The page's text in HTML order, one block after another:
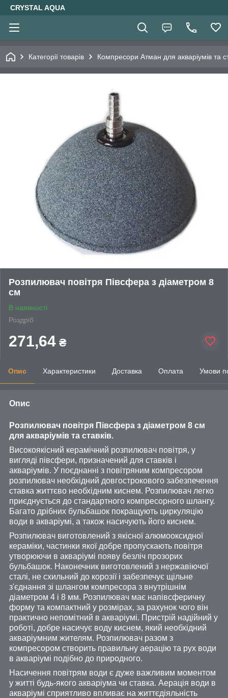
CRYSTAL AQUA
Категорії товарів Компресори Атман для акваріумів та
Розпилювач повітря Півсфера з діаметром 8
см
В наявності
Роздріб
271,64 ₴
Опис Характеристики Доставка Оплата Умови
Опис
Розпилювач повітря Півсфера з діаметром 8 см
для акваріумів та ставків.
Високоякісний керамічний розпилювач повітря, у
вигляді півсфери, призначений для ставків і
акваріумів. У поєднанні з повітряним компресором
розпилювач необхідний довгострокового забезпечення
ставка життєво необхідним киснем. Розпилювач легко
приєднується до стандартного компресорного шлангу.
Багато дрібних бульбашок покращують циркуляцію
води в акваріумі, а також насичують його киснем.
Розпилювач виготовлений з якісної алюмооксидної
кераміки, частинки якої добре пропускають повітря
утворюючи в акваріумі появу безліч прозорих
бульбашок. Наконечник виготовлений з нержавіючої
сталі, не схильний до корозії і забезпечує щільне
з'єднання зі шлангом компресора з внутрішнім
діаметром 4 і 8 мм. Розпилювач має напівсферичну
форму та компактний у розмірах, за рахунок чого він
практично непомітний в акваріумі. Пристрій надійний у
роботі, добре насичує воду киснем, який необхідний
акваріумним жителям. Розпилювач разом з
компресором створить правильну аерацію та рух води
в акваріумі подібно до природного.
Насичення повітрям води є дуже важливим моментом
у житті будь-якого акваріума чи ставка. Аерація води в
акваріумі сприятливо впливає на життєдіяльність